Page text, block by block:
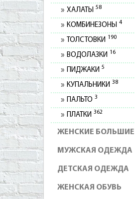
ХАЛАТЫ 58
КОМБИНЕЗОНЫ 4
ТОЛСТОВКИ 190
ВОДОЛАЗКИ 16
ПИДЖАКИ 5
КУПАЛЬНИКИ 38
ПАЛЬТО 3
ПЛАТКИ 362
ЖЕНСКИЕ БОЛЬШИЕ
МУЖСКАЯ ОДЕЖДА
ДЕТСКАЯ ОДЕЖДА
ЖЕНСКАЯ ОБУВЬ